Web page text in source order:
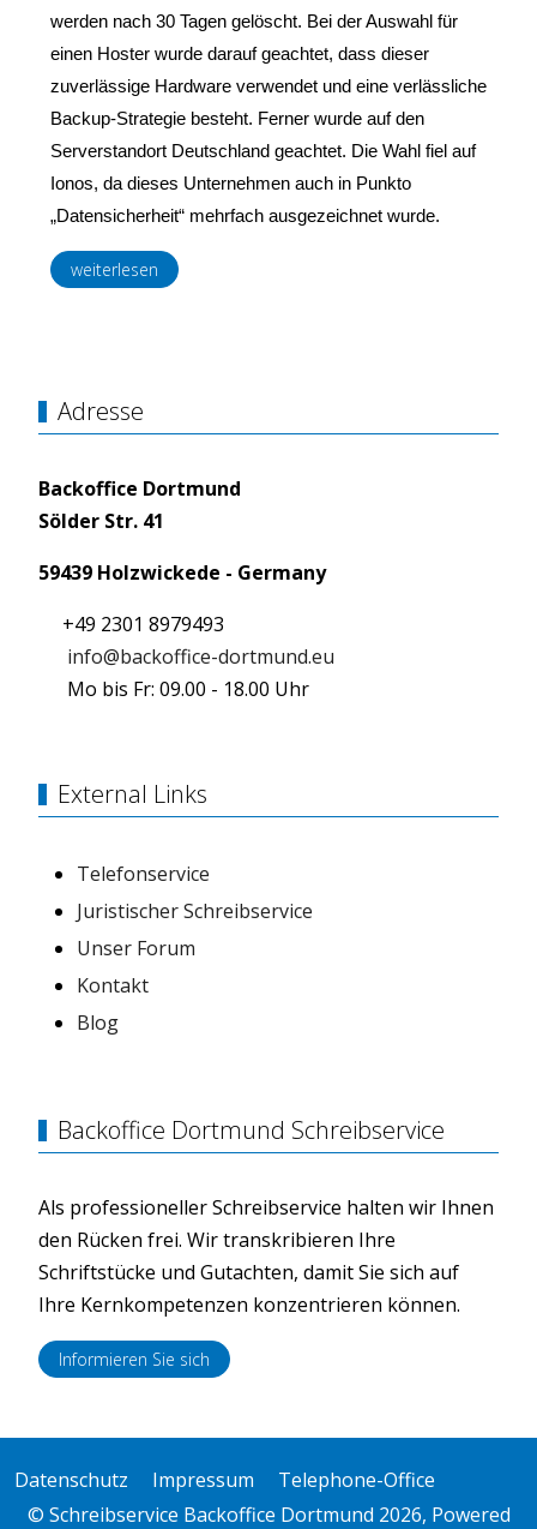
werden nach 30 Tagen gelöscht. Bei der Auswahl für
einen Hoster wurde darauf geachtet, dass dieser
zuverlässige Hardware verwendet und eine verlässliche
Backup-Strategie besteht. Ferner wurde auf den
Serverstandort Deutschland geachtet. Die Wahl fiel auf
Ionos, da dieses Unternehmen auch in Punkto
„Datensicherheit“ mehrfach ausgezeichnet wurde.
weiterlesen
Adresse
Backoffice Dortmund
Sölder Str. 41
59439 Holzwickede - Germany
+49 2301 8979493
info@backoffice-dortmund.eu
Mo bis Fr: 09.00 - 18.00 Uhr
External Links
Telefonservice
Juristischer Schreibservice
Unser Forum
Kontakt
Blog
Backoffice Dortmund Schreibservice
Als professioneller Schreibservice halten wir Ihnen
den Rücken frei. Wir transkribieren Ihre
Schriftstücke und Gutachten, damit Sie sich auf
Ihre Kernkompetenzen konzentrieren können.
Informieren Sie sich
Datenschutz Impressum
Telephone-Office
© Schreibservice Backoffice Dortmund 2026, Powered